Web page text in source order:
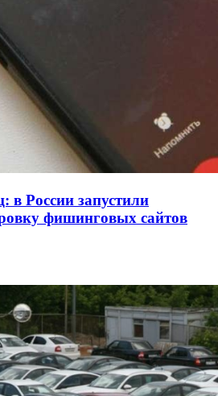
Волгограде: в Центральном
„Арбузный переполох“
России запустили
фишинговых сайтов